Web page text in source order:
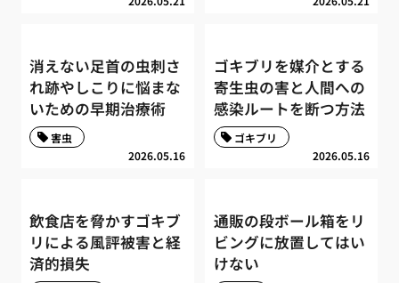
消えない足首の虫刺さ
れ跡やしこりに悩まな
いための早期治療術
2026.05.16
害虫
ゴキブリを媒介とする
寄生虫の害と人間への
感染ルートを断つ方法
2026.05.16
ゴキブリ
飲食店を脅かすゴキブ
リによる風評被害と経
済的損失
通販の段ボール箱をリ
ビングに放置してはい
けない